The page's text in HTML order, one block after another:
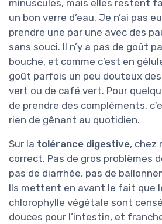
minuscules, mais elles restent
un bon verre d’eau. Je n’ai pas
prendre une par une avec des
sans souci. Il n’y a pas de goût
bouche, et comme c’est en
goût parfois un peu douteux
vert ou de café vert. Pour
de prendre des compléments,
rien de gênant au quotidien.
Sur la tolérance digestive, chez
correct. Pas de gros problèmes
pas de diarrhée, pas de
Ils mettent en avant le fait que
chlorophylle végétale sont
douces pour l’intestin, et